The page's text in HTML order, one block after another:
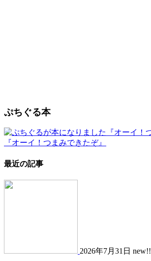
ぷちぐる本
『オーイ！つまみできたぞ』
最近の記事
2026年7月31日 new!!